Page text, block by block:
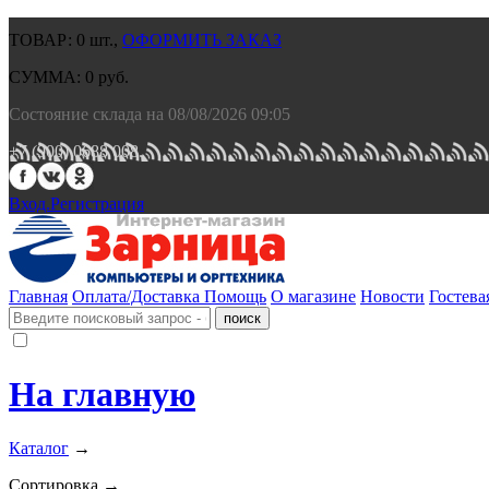
ТОВАР: 0 шт., ОФОРМИТЬ ЗАКАЗ
СУММА: 0 руб.
Состояние склада на 08/08/2026 09:05
+7 (900) 0688 008.
Вход.Регистрация
Главная Оплата/Доставка Помощь О магазине Новости
На главную
Каталог →
Сортировка →